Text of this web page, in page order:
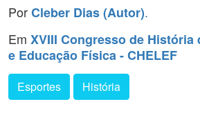
PorCleber Dias (Autor).
Em XVIII Congresso de História
e Educação Física - CHELEF
Esportes História